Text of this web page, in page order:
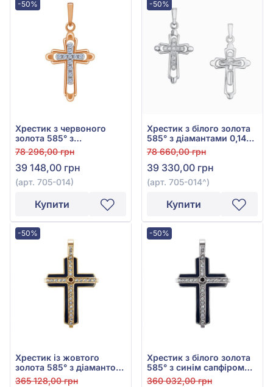
-50%
Хрестик з червоного
золота 585° з
діамантами 0,16ct, арт.
705-014
78 296,00 грн
39 148,00 грн
(арт. 705-014)
Купити
-50%
Хрестик з білого золота
585° з діамантами 0,14ct,
арт. 705-014
78 660,00 грн
39 330,00 грн
(арт. 705-014^)
Купити
-50%
Хрестик із жовтого
золота 585° з діамантом
0,6ct та чорною емаллю,
365 128,00 грн
-50%
Хрестик з білого золота
585° з синім сапфіром
0,14ct та діамантами
360 032,00 грн